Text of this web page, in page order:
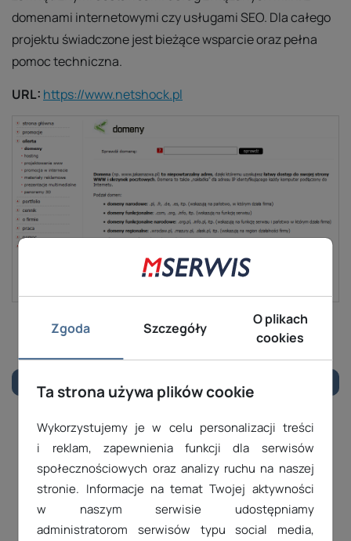
domenami internetowymi czy usługami SEO. Dla całego
projektu świadczone jest bieżące wsparcie oraz pełna
pomoc techniczna.
URL: https://www.netshock.pl
1 2
Skontaktuj się z nami
71 71 81 340
Zgoda Szczegóły
O plikach
cookies
Ta strona używa plików cookie
Wykorzystujemy je w celu personalizacji treści
i reklam, zapewnienia funkcji dla serwisów
społecznościowych oraz analizy ruchu na naszej
stronie. Informacje na temat Twojej aktywności
w naszym serwisie udostępniamy
administratorom serwisów typu social media,